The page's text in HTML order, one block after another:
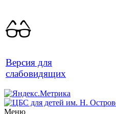
Версия для
слабовидящих
Меню